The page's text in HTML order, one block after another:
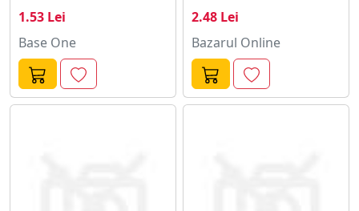
1.53 Lei
Base One
2.48 Lei
Bazarul Online